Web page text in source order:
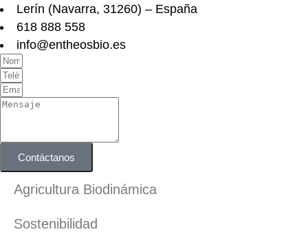
Lerín (Navarra, 31260) – España
618 888 558
info@entheosbio.es
Contáctanos
Agricultura Biodinámica
Sostenibilidad